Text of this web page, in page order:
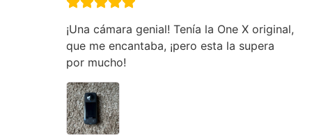
¡Una cámara genial! Tenía la One X original,
que me encantaba, ¡pero esta la supera
por mucho!